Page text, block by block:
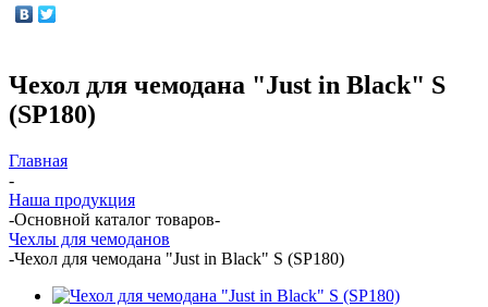
Чехол для чемодана "Just in Black" S
(SP180)
Главная
-
Наша продукция
-Основной каталог товаров-
Чехлы для чемоданов
-Чехол для чемодана "Just in Black" S (SP180)